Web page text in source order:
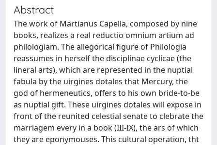
Abstract
The work of Martianus Capella, composed by nine
books, realizes a real reductio omnium artium ad
philologiam. The allegorical figure of Philologia
reassumes in herself the disciplinae cyclicae (the
lineral arts), which are represented in the nuptial
fabula by the uirgines dotales that Mercury, the
god of hermeneutics, offers to his own bride-to-be
as nuptial gift. These uirgines dotales will expose in
front of the reunited celestial senate to clebrate the
marriagem every in a book (III-IX), the ars of which
they are eponymouses. This cultural operation, tht